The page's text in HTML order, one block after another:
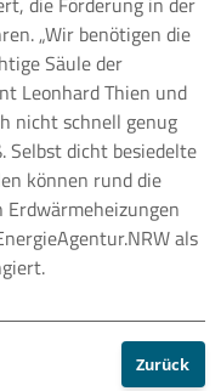
„Wir benötigen die
Säule der
Leonhard Thien und
nicht schnell genug
Selbst dicht besiedelte
können rund die
als
Zurück